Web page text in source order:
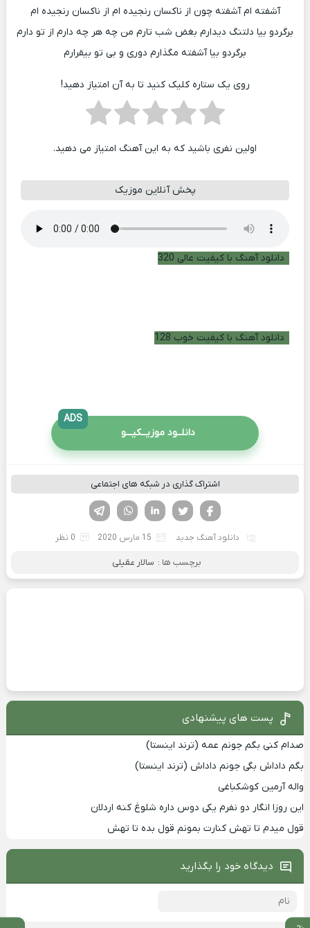
آشفته ام آشفته چون از ناکسان رنجیده ام از ناکسان رنجیده ام
برگردو بیا دلتنگ دیدارم بغض شب تارم من چه هر چه دارم از تو دارم
برگردو بیا آشفته مگذارم دوری و بی تو بیقرارم
روی یک ستاره کلیک کنید تا به آن امتیاز دهید!
اولین نفری باشید که به این آهنگ امتیاز می دهید.
پخش آنلاین موزیک
دانلود آهنگ با کیفیت عالی 320
دانلود آهنگ با کیفیت خوب 128
دانلــود موزیــکیـــو
ADS
اشتراک گذاری در شبکه های اجتماعی
لینکدین تویتر
فیسوک
دانلود آهنگ جدید 15 مارس 2020 0 نظر
برچسب ها : سالار عقیلی
پست های پیشنهادی
صدام کنی بگم جونم عمه (ترند اینستا)
بگم داداش بگی جونم داداش (ترند اینستا)
واله آرمین کوشکباغی
این روزا انگار دو نفرم یکی دوس داره شلوغ کنه اردلان
قول میدم تا تهش کنارت بمونم قول بده تا تهش
دیدگاه خود را بگذارید